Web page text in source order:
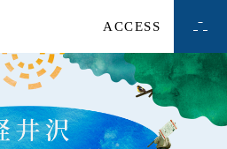
ACCESS